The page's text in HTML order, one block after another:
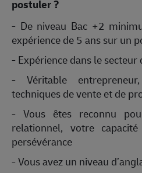
postuler ?
- De niveau Bac +2
expérience de 5 ans sur un
- Expérience dans le
- Véritable
techniques de vente et de
- Vous êtes reconnu
relationnel, votre
persévérance
- Vous avez un niveau